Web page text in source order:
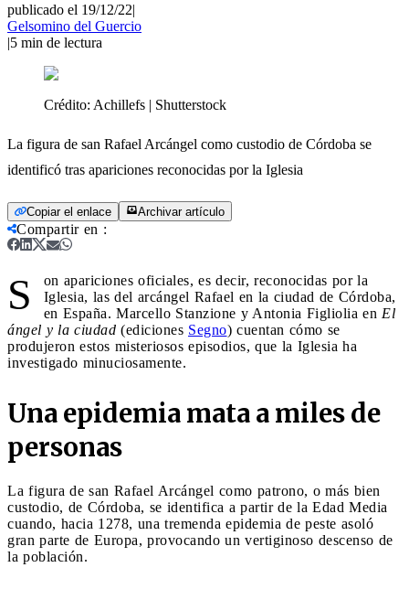
publicado el 19/12/22|
Gelsomino del Guercio
|5 min de lectura
Crédito: Achillefs | Shutterstock
La figura de san Rafael Arcángel como custodio de Córdoba se
identificó tras apariciones reconocidas por la Iglesia
Copiar el enlace Archivar artículo
Compartir en :
S
on apariciones oficiales, es decir, reconocidas por la
Iglesia, las del arcángel Rafael en la ciudad de Córdoba,
en España. Marcello Stanzione y Antonia Figliolia en El
ángel y la ciudad (ediciones Segno) cuentan cómo se
produjeron estos misteriosos episodios, que la Iglesia ha
investigado minuciosamente.
Una epidemia mata a miles de
personas
La figura de san Rafael Arcángel como patrono, o más bien
custodio, de Córdoba, se identifica a partir de la Edad Media
cuando, hacia 1278, una tremenda epidemia de peste asoló
gran parte de Europa, provocando un vertiginoso descenso de
la población.